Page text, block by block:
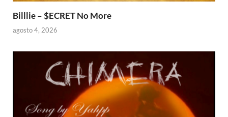
Billlie – $ECRET No More
agosto 4, 2026